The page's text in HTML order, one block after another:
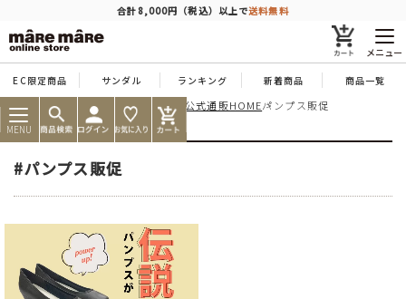
合計8,000円（税込）以上で送料無料
メニュー
EC限定商品 サンダル ランキング 新着商品 商品一覧
MENU
痛くならない靴ならマーレマーレ公式通販HOMEパンプス販促
#パンプス販促
商品を探す
人気ワード #コンフォート #パンプス #スニーカー #ブーツ
タイプ
カテゴリー
特徴